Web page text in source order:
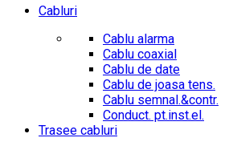
Cabluri
Cablu alarma
Cablu coaxial
Cablu de date
Cablu de joasa tens.
Cablu semnal.&contr.
Conduct. pt.inst.el.
Trasee cabluri